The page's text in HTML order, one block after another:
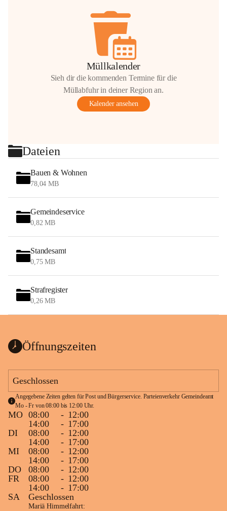
Müllkalender
Sieh dir die kommenden Termine für die
Müllabfuhr in deiner Region an.
Kalender ansehen
Dateien
Bauen & Wohnen
78,04 MB
Gemeindeservice
0,82 MB
Standesamt
0,75 MB
Strafregister
0,26 MB
Öffnungszeiten
Geschlossen
Angegebene Zeiten gelten für Post und Bürgerservice. Parteienverkehr Gemeindeamt
Mo - Fr von 08:00 bis 12:00 Uhr.
MO 08:00 - 12:00
14:00
- 17:00
DI
08:00 - 12:00
14:00
- 17:00
MI
08:00 - 12:00
14:00
- 17:00
DO
08:00 - 12:00
FR
08:00 - 12:00
14:00
- 17:00
SA
Geschlossen
Mariä Himmelfahrt: